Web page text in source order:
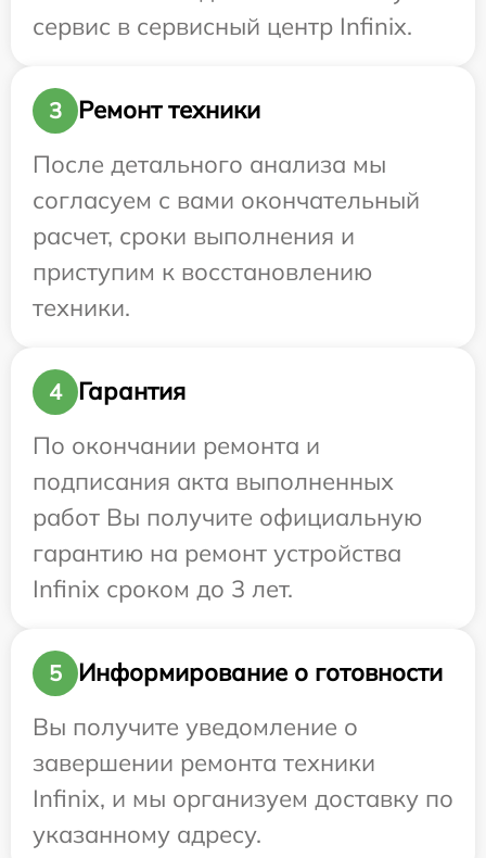
сервис в сервисный центр Infinix.
3
Ремонт техники
После детального анализа мы
согласуем с вами окончательный
расчет, сроки выполнения и
приступим к восстановлению
техники.
4
Гарантия
По окончании ремонта и
подписания акта выполненных
работ Вы получите официальную
гарантию на ремонт устройства
Infinix сроком до 3 лет.
5
Информирование о готовности
Вы получите уведомление о
завершении ремонта техники
Infinix, и мы организуем доставку по
указанному адресу.